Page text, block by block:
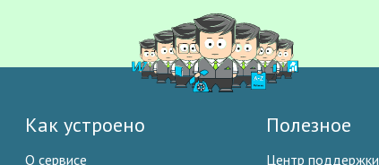
Как устроено
О сервисе
Полезное
Центр поддержки